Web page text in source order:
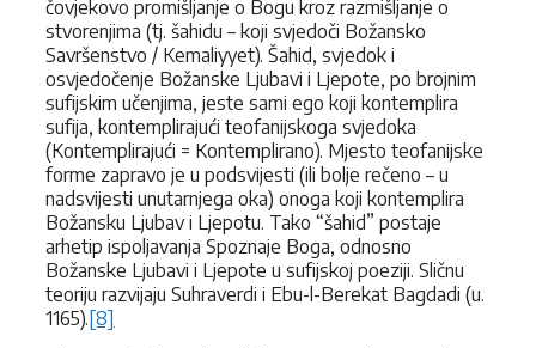
čovjekovo promišljanje o Bogu kroz razmišljanje o
stvorenjima (tj. šahidu – koji svjedoči Božansko
Savršenstvo / Kemaliyyet). Šahid, svjedok i
osvjedočenje Božanske Ljubavi i Ljepote, po brojnim
sufijskim učenjima, jeste sami ego koji kontemplira
sufija, kontemplirajući teofanijskoga svjedoka
(Kontemplirajući = Kontemplirano). Mjesto teofanijske
forme zapravo je u podsvijesti (ili bolje rečeno – u
nadsvijesti unutarnjega oka) onoga koji kontemplira
Božansku Ljubav i Ljepotu. Tako “šahid” postaje
arhetip ispoljavanja Spoznaje Boga, odnosno
Božanske Ljubavi i Ljepote u sufijskoj poeziji. Sličnu
teoriju razvijaju Suhraverdi i Ebu-l-Berekat Bagdadi (u.
1165). [8]